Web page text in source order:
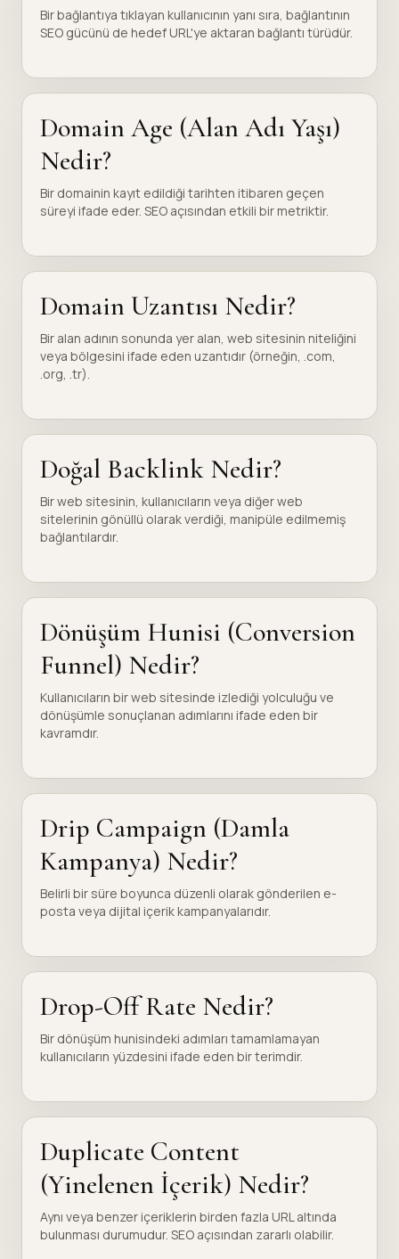
Bir bağlantıya tıklayan kullanıcının yanı sıra, bağlantının
SEO gücünü de hedef URL'ye aktaran bağlantı türüdür.
Domain Age (Alan Adı Yaşı)
Nedir?
Bir domainin kayıt edildiği tarihten itibaren geçen
süreyi ifade eder. SEO açısından etkili bir metriktir.
Domain Uzantısı Nedir?
Bir alan adının sonunda yer alan, web sitesinin niteliğini
veya bölgesini ifade eden uzantıdır (örneğin, .com,
.org, .tr).
Doğal Backlink Nedir?
Bir web sitesinin, kullanıcıların veya diğer web
sitelerinin gönüllü olarak verdiği, manipüle edilmemiş
bağlantılardır.
Dönüşüm Hunisi (Conversion
Funnel) Nedir?
Kullanıcıların bir web sitesinde izlediği yolculuğu ve
dönüşümle sonuçlanan adımlarını ifade eden bir
kavramdır.
Drip Campaign (Damla
Kampanya) Nedir?
Belirli bir süre boyunca düzenli olarak gönderilen e-
posta veya dijital içerik kampanyalarıdır.
Drop-Off Rate Nedir?
Bir dönüşüm hunisindeki adımları tamamlamayan
kullanıcıların yüzdesini ifade eden bir terimdir.
Duplicate Content
(Yinelenen İçerik) Nedir?
Aynı veya benzer içeriklerin birden fazla URL altında
bulunması durumudur. SEO açısından zararlı olabilir.